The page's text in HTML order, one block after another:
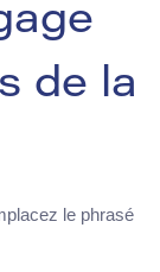
de la
le phrasé